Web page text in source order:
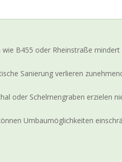
B455 oder Rheinstraße
Sanierung verlieren
oder Schelmengraben erzielen
Umbaumöglichkeiten